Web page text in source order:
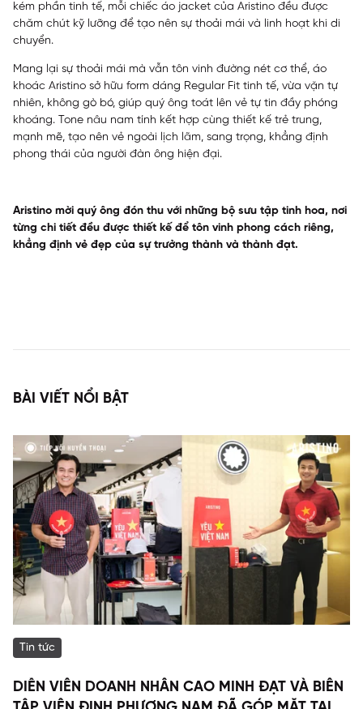
kém phần tinh tế, mỗi chiếc áo jacket của Aristino đều được
chăm chút kỹ lưỡng để tạo nên sự thoải mái và linh hoạt khi di
chuyển.
Mang lại sự thoải mái mà vẫn tôn vinh đường nét cơ thể, áo
khoác Aristino sở hữu form dáng Regular Fit tinh tế, vừa vặn tự
nhiên, không gò bó, giúp quý ông toát lên vẻ tự tin đầy phóng
khoáng. Tone nâu nam tính kết hợp cùng thiết kế trẻ trung,
mạnh mẽ, tạo nên vẻ ngoài lịch lãm, sang trọng, khẳng định
phong thái của người đàn ông hiện đại.
Aristino mời quý ông đón thu với những bộ sưu tập tinh hoa, nơi
từng chi tiết đều được thiết kế để tôn vinh phong cách riêng,
khẳng định vẻ đẹp của sự trưởng thành và thành đạt.
BÀI VIẾT NỔI BẬT
Tin tức
DIỄN VIÊN DOANH NHÂN CAO MINH ĐẠT VÀ BIÊN